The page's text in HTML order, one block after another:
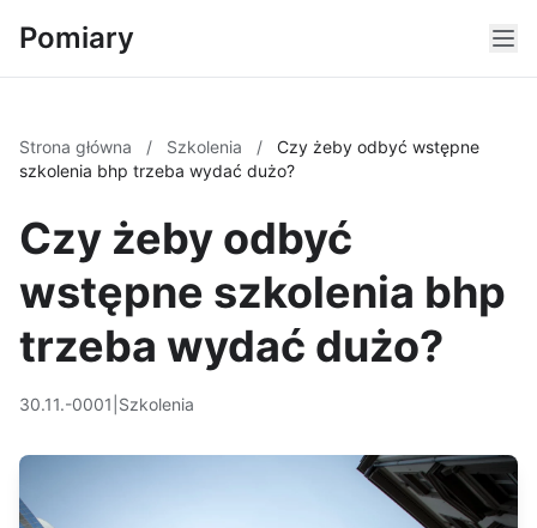
Pomiary
Strona główna / Szkolenia /
Czy żeby odbyć wstępne
szkolenia bhp trzeba wydać dużo?
Czy żeby odbyć
wstępne szkolenia bhp
trzeba wydać dużo?
30.11.-0001 Szkolenia